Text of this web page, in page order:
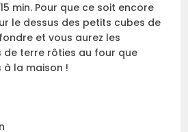
min. Pour que ce soit encore
le dessus des petits cubes de
et vous aurez les
de terre rôties au four que
à la maison !